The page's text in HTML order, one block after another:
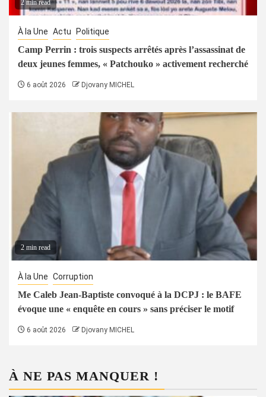
2 min read
À la Une Actu Politique
Camp Perrin : trois suspects arrêtés après l’assassinat de
deux jeunes femmes, « Patchouko » activement recherché
6 août 2026 Djovany MICHEL
2 min read
À la Une Corruption
Me Caleb Jean-Baptiste convoqué à la DCPJ : le BAFE
évoque une « enquête en cours » sans préciser le motif
6 août 2026 Djovany MICHEL
À NE PAS MANQUER !